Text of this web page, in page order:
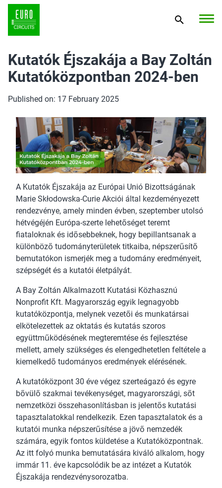
Kutatók Éjszakája a Bay Zoltán
Kutatóközpontban 2024-ben
Published on: 17 February 2025
A Kutatók Éjszakája az Európai Unió Bizottságának
Marie Skłodowska-Curie Akciói által kezdeményezett
rendezvénye, amely minden évben, szeptember utolsó
hétvégéjén Európa-szerte lehetőséget teremt
fiataloknak és idősebbeknek, hogy bepillantsanak a
különböző tudományterületek titkaiba, népszerűsítő
bemutatókon ismerjék meg a tudomány eredményeit,
szépségét és a kutatói életpályát.
A Bay Zoltán Alkalmazott Kutatási Közhasznú
Nonprofit Kft. Magyarország egyik legnagyobb
kutatóközpontja, melynek vezetői és munkatársai
elkötelezettek az oktatás és kutatás szoros
együttműködésének megteremtése és fejlesztése
mellett, amely szükséges és elengedhetetlen feltétele a
kiemelkedő tudományos eredmények elérésének.
A kutatóközpont 30 éve végez szerteágazó és egyre
bővülő szakmai tevékenységet, magyarországi, sőt
nemzetközi összehasonlításban is jelentős kutatási
tapasztalatokkal rendelkezik. Ezen tapasztalatok és a
kutatói munka népszerűsítése a jövő nemzedék
számára, egyik fontos küldetése a Kutatóközpontnak.
Az itt folyó munka bemutatására kiváló alkalom, hogy
immár 11. éve kapcsolódik be az intézet a Kutatók
Éjszakája rendezvénysorozatba.